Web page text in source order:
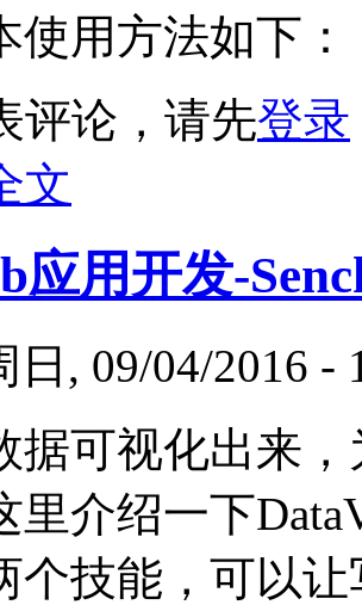
使用方法如下：
评论，请先登录
文
应用开发-
日, 09/04/2016 -
据可视化出来
里介绍一下
个技能，可以